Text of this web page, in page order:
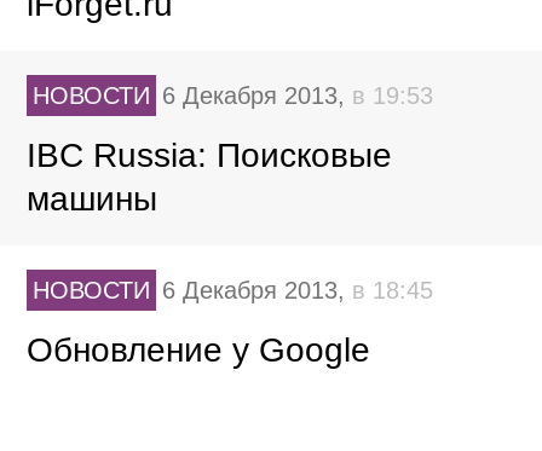
НОВОСТИ 6 Декабря 2013, в 19:53
IBC Russia: Поисковые
машины
НОВОСТИ 6 Декабря 2013, в 18:45
Обновление у Google